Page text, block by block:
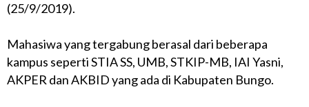
(25/9/2019).
Mahasiwa yang tergabung berasal dari beberapa
kampus seperti STIA SS, UMB, STKIP-MB, IAI Yasni,
AKPER dan AKBID yang ada di Kabupaten Bungo.